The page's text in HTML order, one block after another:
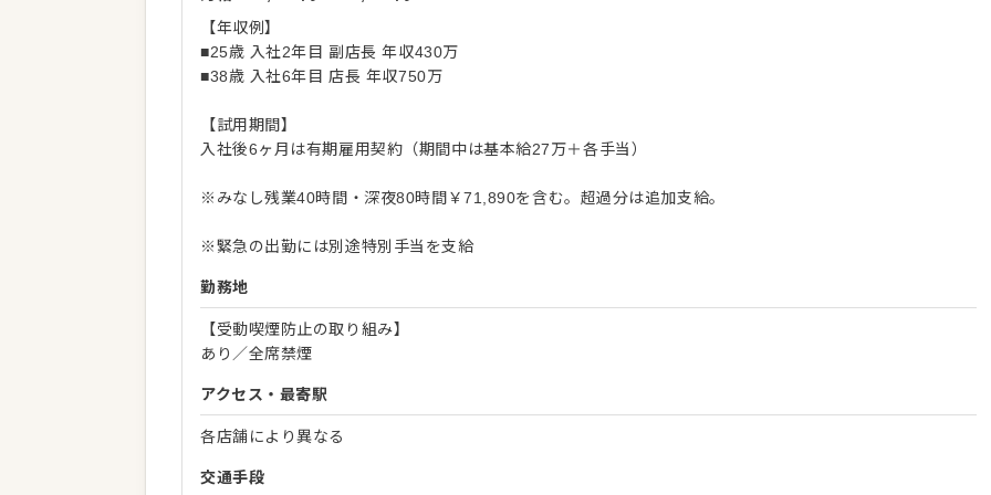
【年収例】
■25歳 入社2年目 副店長 年収430万
■38歳 入社6年目 店長 年収750万
【試用期間】
入社後6ヶ月は有期雇用契約（期間中は基本給27万＋各手当）
※みなし残業40時間・深夜80時間￥71,890を含む。超過分は追加支給。
※緊急の出勤には別途特別手当を支給
勤務地
【受動喫煙防止の取り組み】
あり／全席禁煙
アクセス・最寄駅
各店舗により異なる
交通手段